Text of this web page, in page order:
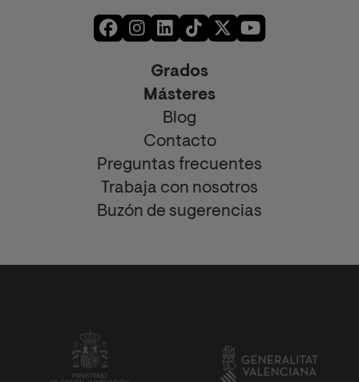
Grados
Másteres
Blog
Contacto
Preguntas frecuentes
Trabaja con nosotros
Buzón de sugerencias